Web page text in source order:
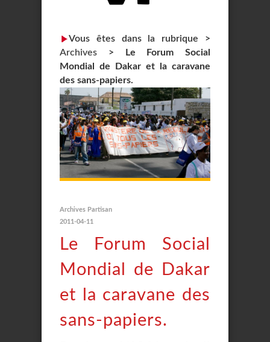
Vous êtes dans la rubrique >
Archives >
Le Forum Social
Mondial de Dakar et la caravane
des sans-papiers.
Archives Partisan
2011-04-11
Le Forum Social
Mondial de Dakar
et la caravane des
sans-papiers.